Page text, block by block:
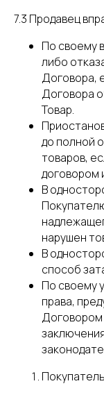
7.3 Продавец
По своему
либо
Договора,
Договора
Товар.
до полной
товаров,
договором
В
нарушен
В
способ
По своему
права,